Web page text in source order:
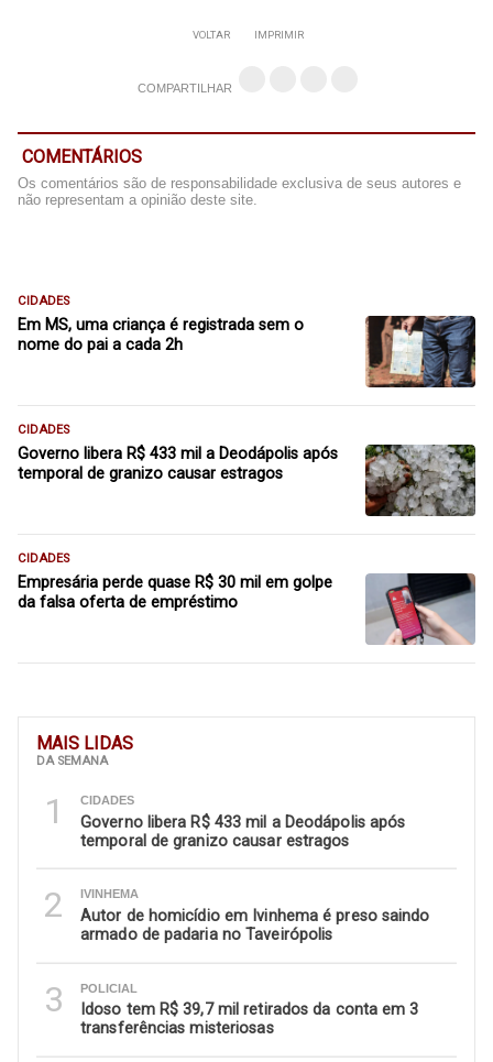
MAIS LIDAS
DA SEMANA
1 CIDADES
Governo libera R$ 433 mil a Deodápolis após
temporal de granizo causar estragos
2 IVINHEMA
Autor de homicídio em Ivinhema é preso saindo
armado de padaria no Taveirópolis
3 POLICIAL
Idoso tem R$ 39,7 mil retirados da conta em 3
transferências misteriosas
VOLTAR IMPRIMIR
COMPARTILHAR
COMENTÁRIOS
Os comentários são de responsabilidade exclusiva de seus autores e
não representam a opinião deste site.
CIDADES
Em MS, uma criança é registrada sem o
nome do pai a cada 2h
CIDADES
Governo libera R$ 433 mil a Deodápolis após
temporal de granizo causar estragos
CIDADES
Empresária perde quase R$ 30 mil em golpe
da falsa oferta de empréstimo